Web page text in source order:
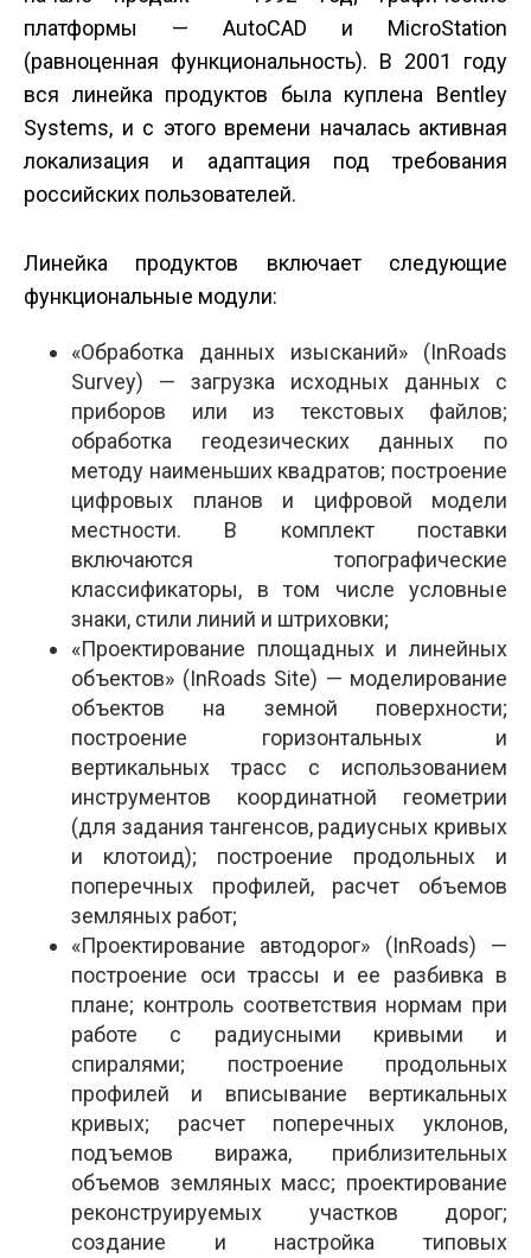
платформы — AutoCAD и MicroStation
(равноценная функциональность). В 2001 году
вся линейка продуктов была куплена Bentley
Systems, и с этого времени началась активная
локализация и адаптация под требования
российских пользователей.
Линейка продуктов включает следующие
функциональные модули:
«Обработка данных изысканий» (InRoads
Survey) — загрузка исходных данных с
приборов или из текстовых файлов;
обработка геодезических данных по
методу наименьших квадратов; построение
цифровых планов и цифровой модели
местности. В комплект поставки
включаются топографические
классификаторы, в том числе условные
знаки, стили линий и штриховки;
«Проектирование площадных и линейных
объектов» (InRoads Site) — моделирование
объектов на земной поверхности;
построение горизонтальных и
вертикальных трасс с использованием
инструментов координатной геометрии
(для задания тангенсов, радиусных кривых
и клотоид); построение продольных и
поперечных профилей, расчет объемов
земляных работ;
«Проектирование автодорог» (InRoads) —
построение оси трассы и ее разбивка в
плане; контроль соответствия нормам при
работе с радиусными кривыми и
спиралями; построение продольных
профилей и вписывание вертикальных
кривых; расчет поперечных уклонов,
подъемов виража, приблизительных
объемов земляных масс; проектирование
реконструируемых участков дорог;
создание и настройка типовых